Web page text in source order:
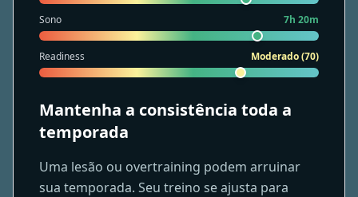
Sono 7h 20m
Readiness Moderado (70)
Mantenha a consistência toda a
temporada
Uma lesão ou overtraining podem arruinar
sua temporada. Seu treino se ajusta para